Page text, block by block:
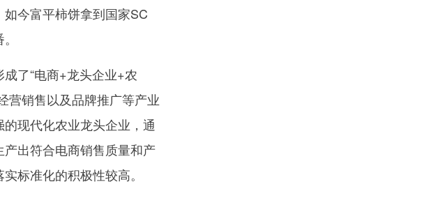
今富平柿饼拿到国家SC
了“电商+龙头企业+农
营销售以及品牌推广等产业
现代化农业龙头企业，通
出符合电商销售质量和产
标准化的积极性较高。